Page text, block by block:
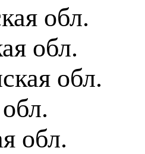
обл.
обл.
обл.
обл.